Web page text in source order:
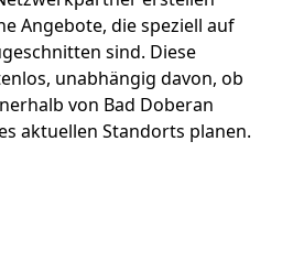
Angebote, die speziell auf
sind. Diese
unabhängig davon, ob
von Bad Doberan
aktuellen Standorts planen.